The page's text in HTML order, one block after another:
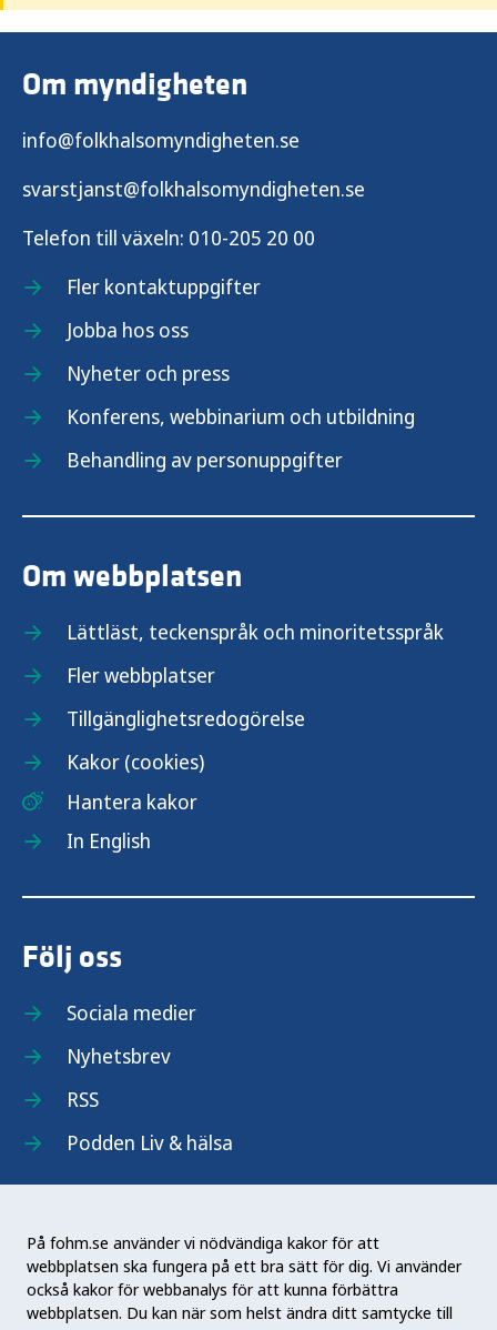
På fohm.se använder vi nödvändiga kakor för att
webbplatsen ska fungera på ett bra sätt för dig. Vi använder
också kakor för webbanalys för att kunna förbättra
webbplatsen. Du kan när som helst ändra ditt samtycke till
Om myndigheten
info@folkhalsomyndigheten.se
svarstjanst@folkhalsomyndigheten.se
Telefon till växeln: 010-205 20 00
Fler kontaktuppgifter
Jobba hos oss
Nyheter och press
Konferens, webbinarium och utbildning
Behandling av personuppgifter
Om webbplatsen
Lättläst, teckenspråk och minoritetsspråk
Fler webbplatser
Tillgänglighetsredogörelse
Kakor (cookies)
Hantera kakor
In English
Följ oss
Sociala medier
Nyhetsbrev
RSS
Podden Liv & hälsa
Folkhälsomyndigheten (Fohm) är en nationell
kunskapsmyndighet som arbetar för en bättre